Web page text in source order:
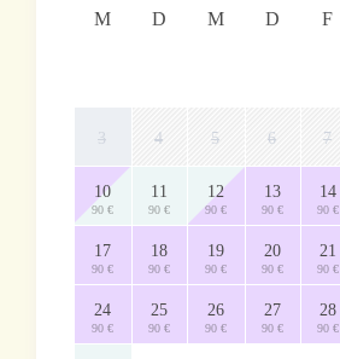
M D M D F
3 4 5 6 7
10
90 €
11
90 €
12
90 €
13
90 €
14
90 €
17
90 €
18
90 €
19
90 €
20
90 €
21
90 €
24
90 €
25
90 €
26
90 €
27
90 €
28
90 €